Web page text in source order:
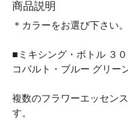
商品説明
＊カラーをお選び下さい。
■ミキシング・ボトル ３
コバルト・ブルー グリー
複数のフラワーエッセン
す。